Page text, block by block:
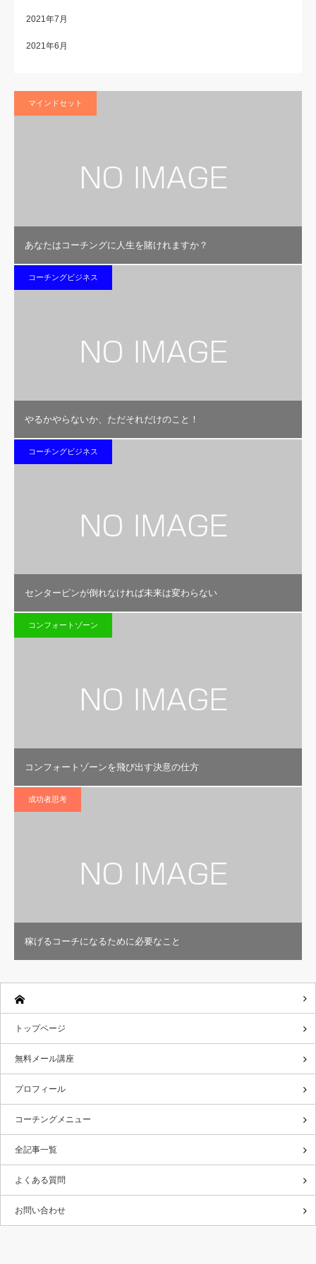
2021年7月
2021年6月
マインドセット
あなたはコーチングに人生を賭けれますか？
コーチングビジネス
やるかやらないか、ただそれだけのこと！
コーチングビジネス
センターピンが倒れなければ未来は変わらない
コンフォートゾーン
コンフォートゾーンを飛び出す決意の仕方
成功者思考
稼げるコーチになるために必要なこと
トップページ
無料メール講座
プロフィール
コーチングメニュー
全記事一覧
よくある質問
お問い合わせ